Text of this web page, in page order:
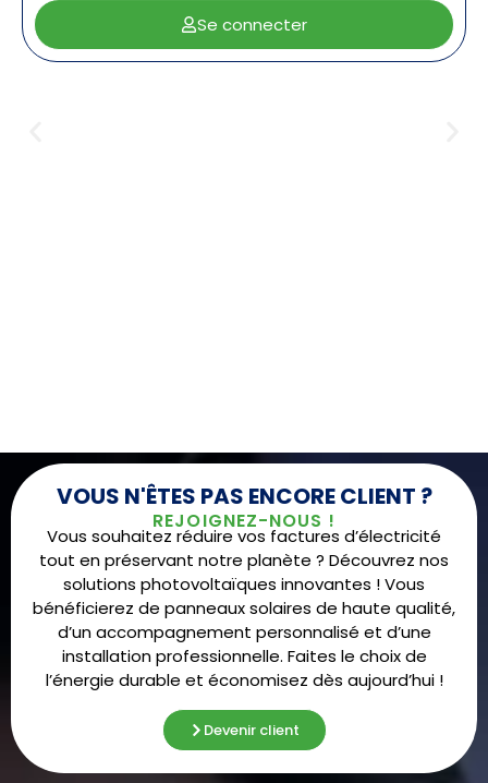
Se connecter
VOUS N'ÊTES PAS ENCORE CLIENT ?
REJOIGNEZ-NOUS !
Vous souhaitez réduire vos factures d’électricité
tout en préservant notre planète ? Découvrez nos
solutions photovoltaïques innovantes ! Vous
bénéficierez de panneaux solaires de haute qualité,
d’un accompagnement personnalisé et d’une
installation professionnelle. Faites le choix de
l’énergie durable et économisez dès aujourd’hui !
Devenir client